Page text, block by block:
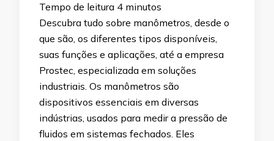
Tempo de leitura 4 minutos
Descubra tudo sobre manômetros, desde o
que são, os diferentes tipos disponíveis,
suas funções e aplicações, até a empresa
Prostec, especializada em soluções
industriais. Os manômetros são
dispositivos essenciais em diversas
indústrias, usados para medir a pressão de
fluidos em sistemas fechados. Eles